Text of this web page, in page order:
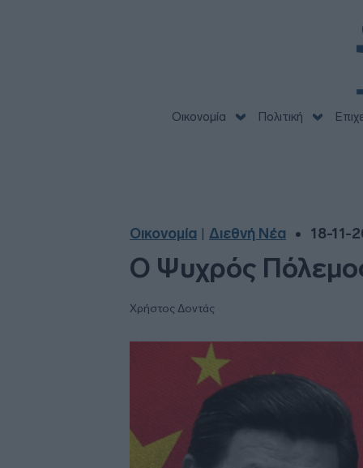
Οικονομία Πολιτική
Οικονομία Διεθνή Νέα 18-11-
Ο Ψυχρός
Χρήστος Δοντάς